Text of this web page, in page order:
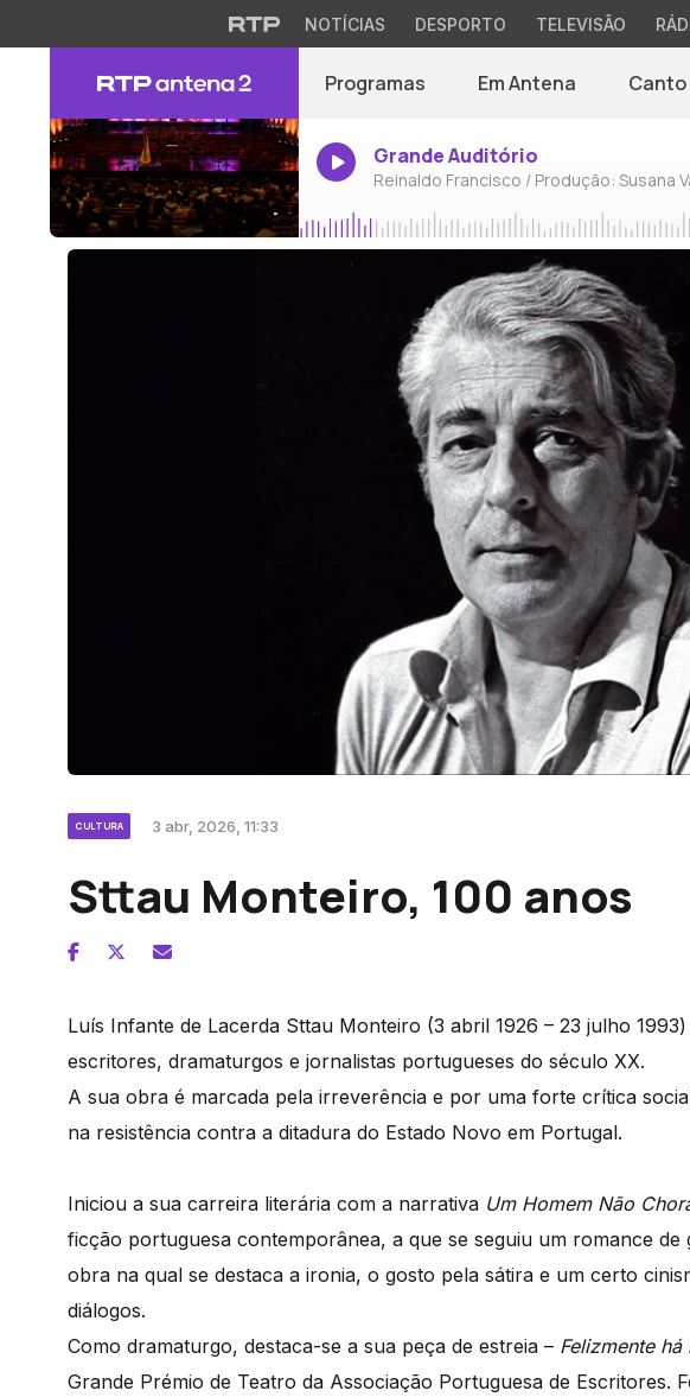
NOTÍCIAS DESPORTO TELEVISÃO
Programas Em Antena Canto
Grande Auditório
Reinaldo Francisco / Produção: Susana
CULTURA 3 abr, 2026, 11:33
Sttau Monteiro, 100 anos
Luís Infante de Lacerda Sttau Monteiro (3 abril 1926 – 23 julho
escritores, dramaturgos e jornalistas portugueses do século XX.
A sua obra é marcada pela irreverência e por uma forte crítica
na resistência contra a ditadura do Estado Novo em Portugal.
Iniciou a sua carreira literária com a narrativa Um Homem Não
ficção portuguesa contemporânea, a que se seguiu um romance de
obra na qual se destaca a ironia, o gosto pela sátira e um certo
diálogos.
Como dramaturgo, destaca-se a sua peça de estreia – Felizmente há
Grande Prémio de Teatro da Associação Portuguesa de Escritores.